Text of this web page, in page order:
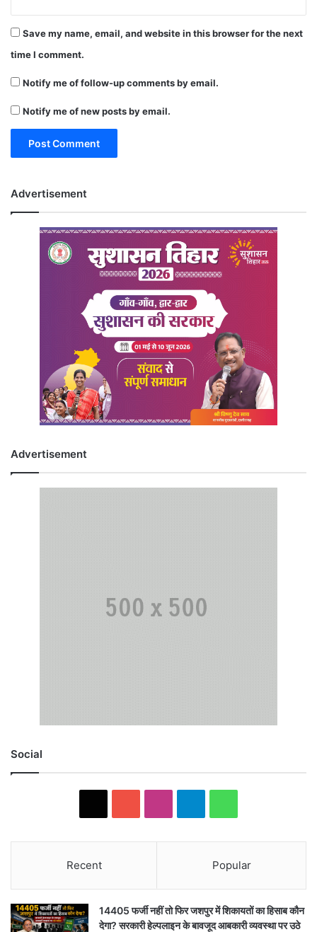
Save my name, email, and website in this browser for the next
time I comment.
Notify me of follow-up comments by email.
Notify me of new posts by email.
Advertisement
Advertisement
Social
Recent Popular
14405 फर्जी नहीं तो फिर जशपुर में शिकायतों का हिसाब कौन
देगा? सरकारी हेल्पलाइन के बावजूद आबकारी व्यवस्था पर उठे